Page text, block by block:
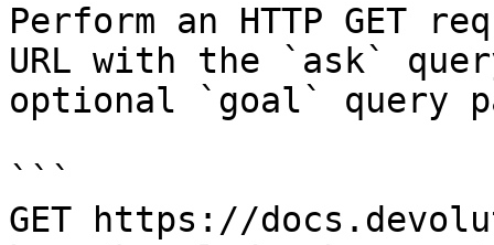
Perform an HTTP GET
URL with the `ask`
optional `goal` query
```
GET https://